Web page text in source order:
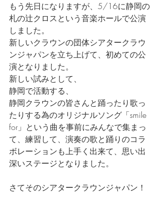
もう先日になりますが、5/16に静岡の
札の辻クロスという音楽ホールで公演
しました。
新しいクラウンの団体シアタークラウ
ンジャパンを立ち上げて、初めての公
演となりました。
新しい試みとして、
静岡で活動する、
静岡クラウンの皆さんと踊ったり歌っ
たりする為のオリジナルソング「smile
for」という曲を事前にみんなで集まっ
て、練習して、演奏の歌と踊りのコラ
ボレーションも上手く出来て、思い出
深いステージとなりました。
さてそのシアタークラウンジャパン！